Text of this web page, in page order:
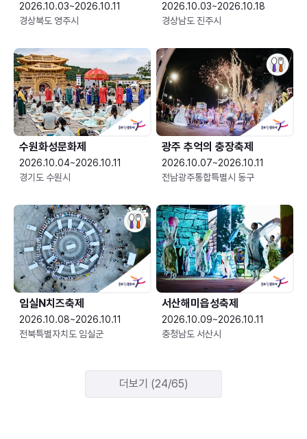
2026.10.03~2026.10.11
경상북도 영주시
2026.10.03~2026.10.18
경상남도 진주시
수원화성문화제
2026.10.04~2026.10.11
경기도 수원시
광주 추억의 충장축제
2026.10.07~2026.10.11
전남광주통합특별시 동구
임실N치즈축제
2026.10.08~2026.10.11
전북특별자치도 임실군
서산해미읍성축제
2026.10.09~2026.10.11
충청남도 서산시
더보기 (24/65)